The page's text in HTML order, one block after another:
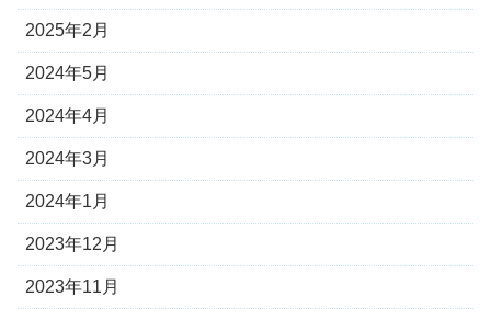
2025年2月
2024年5月
2024年4月
2024年3月
2024年1月
2023年12月
2023年11月